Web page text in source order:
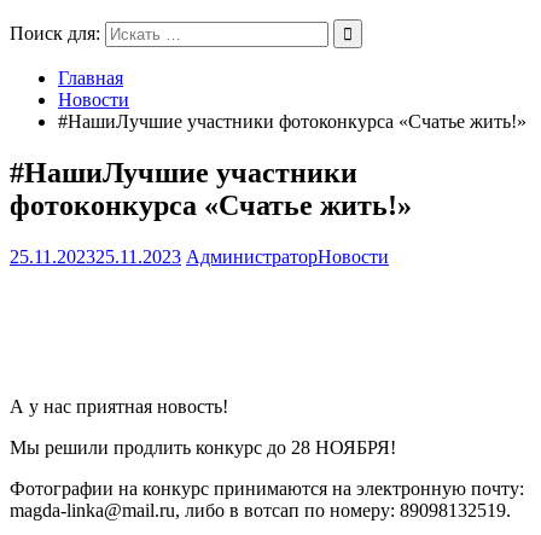
Поиск для:
Главная
Новости
#НашиЛучшие участники фотоконкурса «Счатье жить!»
#НашиЛучшие участники
фотоконкурса «Счатье жить!»
25.11.202325.11.2023 АдминистраторНовости
А у нас приятная новость!
Мы решили продлить конкурс до 28 НОЯБРЯ!
Фотографии на конкурс принимаются на электронную почту:
magda-linka@mail.ru, либо в вотсап по номеру: 89098132519.